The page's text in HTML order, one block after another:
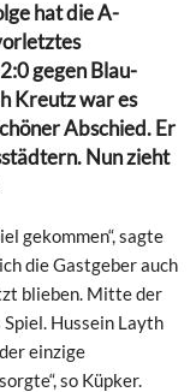
hat die A-
gegen Blau-
Kreutz war es
Abschied. Er
Nun zieht
gekommen“, sagte
die Gastgeber auch
blieben. Mitte der
Hussein Layth
einzige
so Küpker.